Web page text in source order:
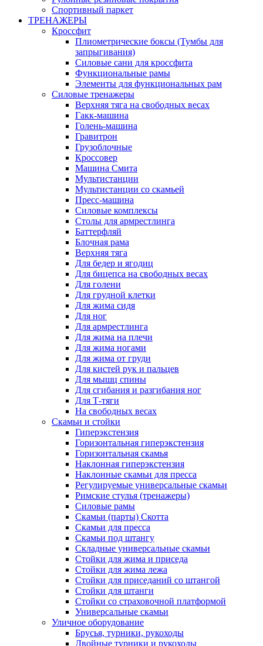
Спортивный паркет
ТРЕНАЖЕРЫ
Кроссфит
Плиометрические боксы (Тумбы для
запрыгивания)
Силовые сани для кроссфита
Функциональные рамы
Элементы для функциональных рам
Силовые тренажеры
Верхняя тяга на свободных весах
Гакк-машина
Голень-машина
Гравитрон
Грузоблочные
Кроссовер
Машина Смита
Мультистанции
Мультистанции со скамьей
Пресс-машина
Силовые комплексы
Столы для армрестлинга
Баттерфляй
Блочная рама
Верхняя тяга
Для бедер и ягодиц
Для бицепса на свободных весах
Для голени
Для грудной клетки
Для жима сидя
Для ног
Для армрестлинга
Для жима на плечи
Для жима ногами
Для жима от груди
Для кистей рук и пальцев
Для мышц спины
Для сгибания и разгибания ног
Для Т-тяги
На свободных весах
Скамьи и стойки
Гиперэкстензия
Горизонтальная гиперэкстензия
Горизонтальная скамья
Наклонная гиперэкстензия
Наклонные скамьи для пресса
Регулируемые универсальные скамьи
Римские стулья (тренажеры)
Силовые рамы
Скамьи (парты) Скотта
Скамьи для пресса
Скамьи под штангу
Складные универсальные скамьи
Стойки для жима и приседа
Стойки для жима лежа
Стойки для приседаний со штангой
Стойки для штанги
Стойки со страховочной платформой
Универсальные скамьи
Уличное оборудование
Брусья, турники, рукоходы
Двойные турники и рукоходы